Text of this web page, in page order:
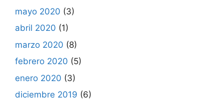
mayo 2020 (3)
abril 2020 (1)
marzo 2020 (8)
febrero 2020 (5)
enero 2020 (3)
diciembre 2019 (6)